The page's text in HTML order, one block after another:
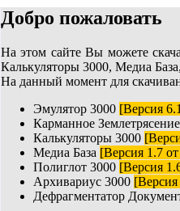
Добро пожаловать
На этом сайте Вы можете
Калькуляторы 3000, Медиа
На данный момент для
Эмулятор 3000 [Версия
Карманное
Калькуляторы 3000
Медиа База [Версия 1.7
Полиглот 3000 [Версия
Архивариус 3000 [Версия
Дефрагментатор